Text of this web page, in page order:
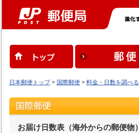
日本郵便トップ> 国際郵便 > 料金・日数を調べる
お届け日数表（海外からの郵便物）